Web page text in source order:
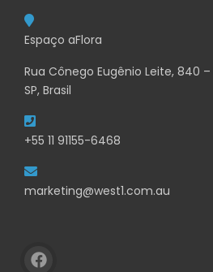
Espaço aFlora
Rua Cônego Eugênio Leite, 840
SP, Brasil
+55 11 91155-6468
marketing@west1.com.au